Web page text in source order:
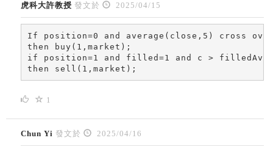
虎科大許教授 發文於 2025/04/15
If position=0 and average(close,5) cross
then buy(1,market);
if position=1 and filled=1 and c >
then sell(1,market);
1
Chun Yi 發文於 2025/04/16